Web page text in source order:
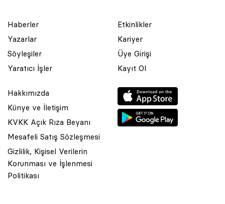
Haberler
Yazarlar
Söyleşiler
Yaratıcı İşler
Etkinlikler
Kariyer
Üye Girişi
Kayıt Ol
Hakkımızda
Künye ve İletişim
KVKK Açık Rıza Beyanı
Mesafeli Satış Sözleşmesi
Gizlilik, Kişisel Verilerin
Korunması ve İşlenmesi
Politikası
© 2001 Rota Yayın Yapım Tanıtım Tic. Ltd. Şti. Bu Sitede Bulunan